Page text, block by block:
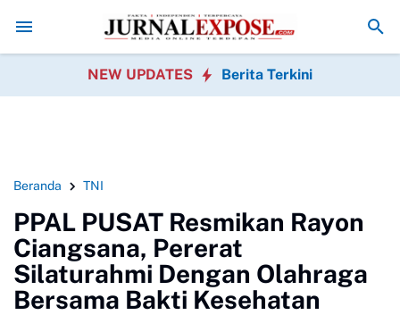
Soroti Dugaan Penyimpangan Program P3TGAI 2026 Bersama
NEW UPDATES Berita Terkini
Beranda TNI
PPAL PUSAT Resmikan Rayon
Ciangsana, Pererat
Silaturahmi Dengan Olahraga
Bersama Bakti Kesehatan